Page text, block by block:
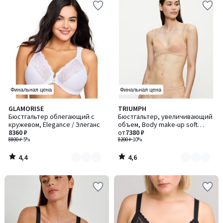
Финальная цена
GLAMORISE
Бюстгальтер облегающий с
кружевом, Elegance / Элеганс
8800 ₽-5%
8360 ₽
4,4
/ 5
Количество
цветов:
2
4,4
/
Финальная цена
TRIUMPH
Бюстгальтер, увеличивающий
объем, Body make-up soft
touch / Боди мейк-ап софт тач
8200 ₽-10%
от7380 ₽
4,6
/ 5
Количество
цветов:
2
4,6
/